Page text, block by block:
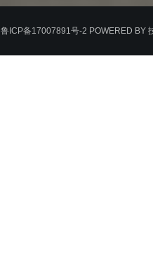
鲁ICP备17007891号-2 POWERED BY